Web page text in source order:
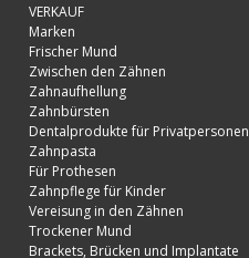
VERKAUF
Marken
Frischer Mund
Zwischen den Zähnen
Zahnaufhellung
Zahnbürsten
Dentalprodukte für Privatpersonen
Zahnpasta
Für Prothesen
Zahnpflege für Kinder
Vereisung in den Zähnen
Trockener Mund
Brackets, Brücken und Implantate